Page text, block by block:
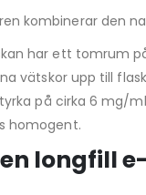
kombinerar den
har ett tomrum
vätskor upp till
på cirka 6 mg/
homogent.
longfill